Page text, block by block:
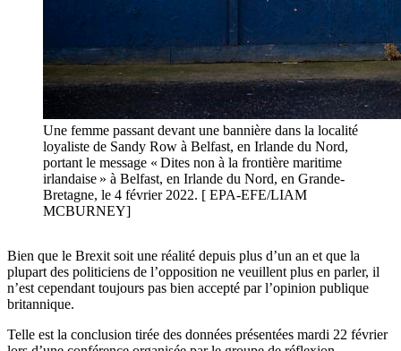
Une femme passant devant une bannière dans la localité
loyaliste de Sandy Row à Belfast, en Irlande du Nord,
portant le message « Dites non à la frontière maritime
irlandaise » à Belfast, en Irlande du Nord, en Grande-
Bretagne, le 4 février 2022. [ EPA-EFE/LIAM
MCBURNEY]
Bien que le Brexit soit une réalité depuis plus d’un an et que la
plupart des politiciens de l’opposition ne veuillent plus en parler, il
n’est cependant toujours pas bien accepté par l’opinion publique
britannique.
Telle est la conclusion tirée des données présentées mardi 22 février